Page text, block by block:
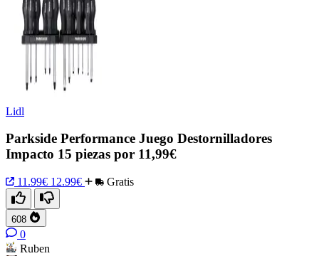
Lidl
Parkside Performance Juego Destornilladores
Impacto 15 piezas por 11,99€
11.99€ 12.99€ Gratis
608
0
Ruben